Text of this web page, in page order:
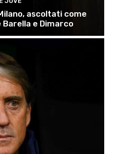
ascoltati come
e Dimarco